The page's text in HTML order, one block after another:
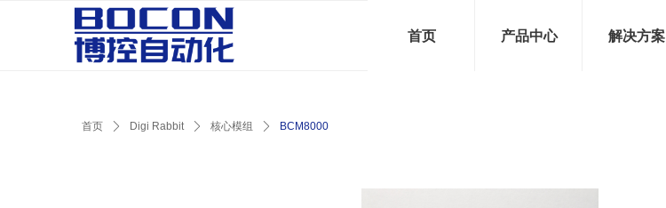
首页 产品中心 解决方案
首页 ꄲ Digi Rabbit ꄲ 核心模组 ꄲ BCM8000